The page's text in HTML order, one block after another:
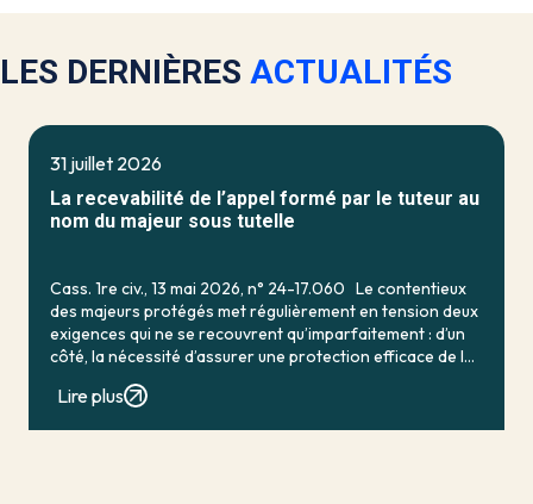
LES DERNIÈRES ACTUALITÉS
31 juillet 2026
La recevabilité de l’appel formé par le tuteur au
nom du majeur sous tutelle
Cass. 1re civ., 13 mai 2026, n° 24-17.060 Le contentieux
des majeurs protégés met régulièrement en tension deux
exigences qui ne se recouvrent qu’imparfaitement : d’un
côté, la nécessité d’assurer une protection efficace de la
Lire plus